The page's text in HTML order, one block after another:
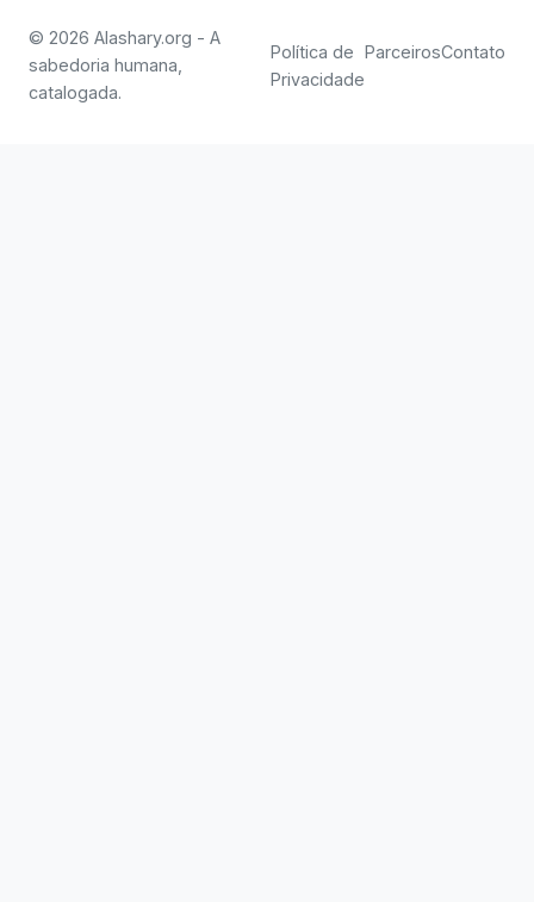
© 2026 Alashary.org - A
sabedoria humana,
catalogada.
Política de
Privacidade
ParceirosContato